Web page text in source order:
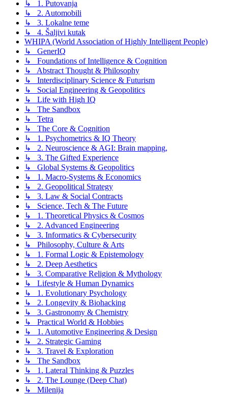
↳ 1. Putovanja
↳ 2. Automobili
↳ 3. Lokalne teme
↳ 4. Šaljivi kutak
WHIPA (World Association of Highly Intelligent People)
↳ GenerIQ
↳ Foundations of Intelligence & Cognition
↳ Abstract Thought & Philosophy
↳ Interdisciplinary Science & Futurism
↳ Social Engineering & Geopolitics
↳ Life with High IQ
↳ The Sandbox
↳ Tetra
↳ The Core & Cognition
↳ 1. Psychometrics & IQ Theory
↳ 2. Neuroscience & AGI: Brain mapping,
↳ 3. The Gifted Experience
↳ Global Systems & Geopolitics
↳ 1. Macro-Systems & Economics
↳ 2. Geopolitical Strategy
↳ 3. Law & Social Contracts
↳ Science, Tech & The Future
↳ 1. Theoretical Physics & Cosmos
↳ 2. Advanced Engineering
↳ 3. Informatics & Cybersecurity
↳ Philosophy, Culture & Arts
↳ 1. Formal Logic & Epistemology
↳ 2. Deep Aesthetics
↳ 3. Comparative Religion & Mythology
↳ Lifestyle & Human Dynamics
↳ 1. Evolutionary Psychology
↳ 2. Longevity & Biohacking
↳ 3. Gastronomy & Chemistry
↳ Practical World & Hobbies
↳ 1. Automotive Engineering & Design
↳ 2. Strategic Gaming
↳ 3. Travel & Exploration
↳ The Sandbox
↳ 1. Lateral Thinking & Puzzles
↳ 2. The Lounge (Deep Chat)
↳ Milenija